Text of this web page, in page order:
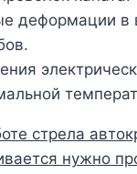
деформации в
стрела
нужно